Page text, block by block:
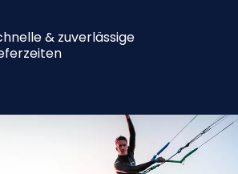
& zuverlässige